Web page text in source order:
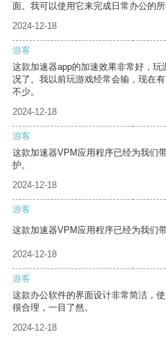
面。我可以使用它来完成日常办公的所
2024-12-18
游客
这款加速器app的加速效果非常好，
况了。我以前玩游戏经常会输，现在
不少。
2024-12-18
游客
这款加速器VPM应用程序已经为我们
护。
2024-12-18
游客
这款加速器VPM应用程序已经为我们
2024-12-18
游客
这款办公软件的界面设计非常简洁，
很合理，一目了然。
2024-12-18